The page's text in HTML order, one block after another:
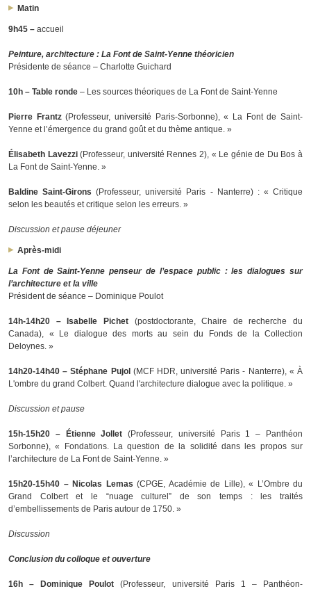
Matin
9h45 – accueil
Peinture, architecture : La Font de Saint-Yenne théoricien
Présidente de séance – Charlotte Guichard
10h – Table ronde – Les sources théoriques de La Font de Saint-Yenne
Pierre Frantz(Professeur, université Paris-Sorbonne), « La Font de Saint-
Yenne et l’émergence du grand goût et du thème antique. »
Élisabeth Lavezzi(Professeur, université Rennes 2), « Le génie de Du Bos à
La Font de Saint-Yenne. »
Baldine Saint-Girons (Professeur, université Paris - Nanterre) : « Critique
selon les beautés et critique selon les erreurs. »
Discussion et pause déjeuner
Après-midi
La Font de Saint-Yenne penseur de l’espace public : les dialogues sur
l’architecture et la ville
Président de séance – Dominique Poulot
14h-14h20 –Isabelle Pichet(postdoctorante, Chaire de recherche du
Canada), « Le dialogue des morts au sein du Fonds de la Collection
Deloynes. »
14h20-14h40–Stéphane Pujol(MCF HDR, université Paris - Nanterre), « À
L'ombre du grand Colbert. Quand l'architecture dialogue avec la politique. »
Discussion et pause
15h-15h20 – Étienne Jollet (Professeur, université Paris 1 – Panthéon
Sorbonne), « Fondations. La question de la solidité dans les propos sur
l’architecture de La Font de Saint-Yenne. »
15h20-15h40 – Nicolas Lemas (CPGE, Académie de Lille), « L’Ombre du
Grand Colbert et le “nuage culturel” de son temps : les traités
d’embellissements de Paris autour de 1750. »
Discussion
Conclusion du colloque et ouverture
16h – Dominique Poulot (Professeur, université Paris 1 – Panthéon-